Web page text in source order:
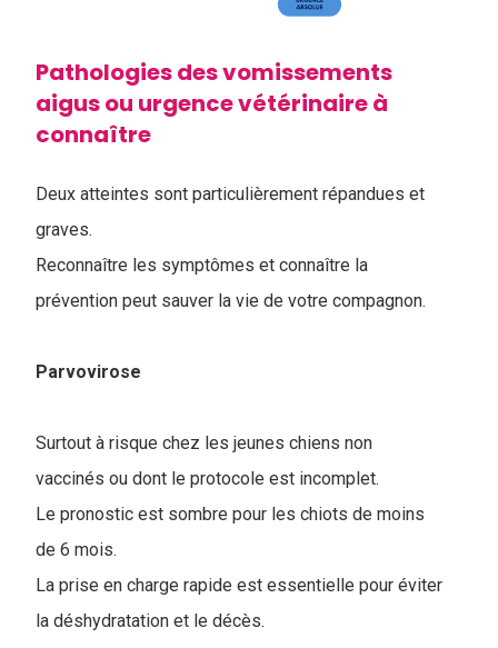
Pathologies des vomissements
aigus ou urgence vétérinaire à
connaître
Deux atteintes sont particulièrement répandues et
graves.
Reconnaître les symptômes et connaître la
prévention peut sauver la vie de votre compagnon.
Parvovirose
Surtout à risque chez les jeunes chiens non
vaccinés ou dont le protocole est incomplet.
Le pronostic est sombre pour les chiots de moins
de 6 mois.
La prise en charge rapide est essentielle pour éviter
la déshydratation et le décès.